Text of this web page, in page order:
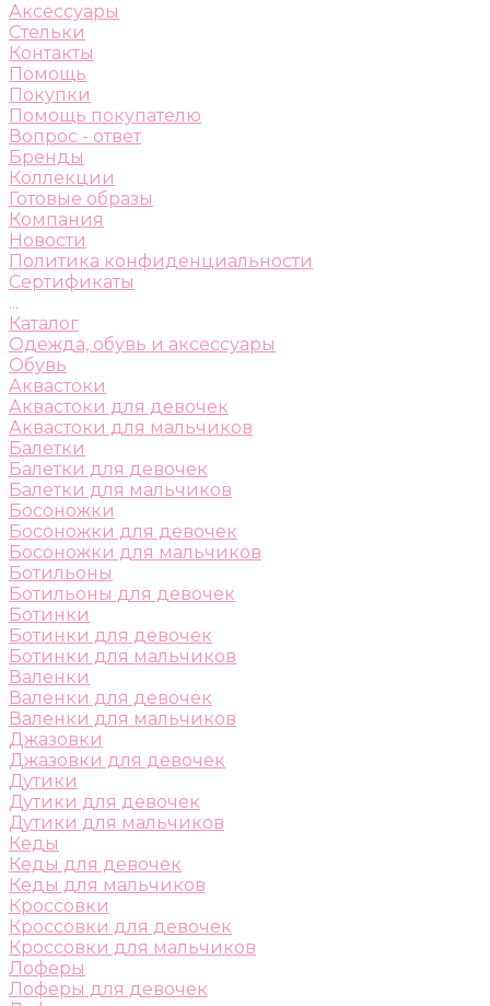
Аксессуары
Стельки
Контакты
Помощь
Покупки
Помощь покупателю
Вопрос - ответ
Бренды
Коллекции
Готовые образы
Компания
Новости
Политика конфиденциальности
Сертификаты
...
Каталог
Одежда, обувь и аксессуары
Обувь
Аквастоки
Аквастоки для девочек
Аквастоки для мальчиков
Балетки
Балетки для девочек
Балетки для мальчиков
Босоножки
Босоножки для девочек
Босоножки для мальчиков
Ботильоны
Ботильоны для девочек
Ботинки
Ботинки для девочек
Ботинки для мальчиков
Валенки
Валенки для девочек
Валенки для мальчиков
Джазовки
Джазовки для девочек
Дутики
Дутики для девочек
Дутики для мальчиков
Кеды
Кеды для девочек
Кеды для мальчиков
Кроссовки
Кроссовки для девочек
Кроссовки для мальчиков
Лоферы
Лоферы для девочек